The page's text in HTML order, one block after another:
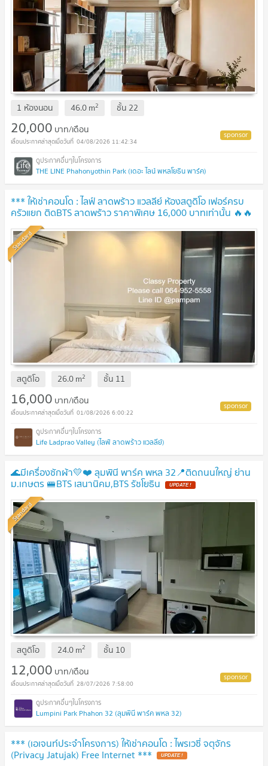
1 ห้องนอน 46.0m2 ชั้น 22
20,000 บาท/เดือน
04/08/2026 11:42:34
THE LINE Phahonyothin Park (เดอะ ไลน์ พหลโยธิน พาร์ค)
*** ให้เช่าคอนโด : ไลฟ์ ลาดพร้าว แวลลีย์ ห้องสตูดิโอ เฟอร์ครบ
ครัวแยก ติดBTS ลาดพร้าว ราคาพิเศษ 16,000 บาทเท่านั้น 🔥🔥
🔥(Life Ladprao Valley)***
Standard
สตูดิโอ 26.0m2 ชั้น 11
16,000 บาท/เดือน
01/08/2026 6:00:22
Life Ladprao Valley (ไลฟ์ ลาดพร้าว แวลลีย์)
🌊มีเครื่องซักผ้า💛❤️ ลุมพินี พาร์ค พหล 32​📍ติดถนนใหญ่ ย่าน
ม.เกษตร 🚝BTS เสนานิคม,BTS รัชโยธิน
Standard
สตูดิโอ 24.0m2 ชั้น 10
12,000 บาท/เดือน
28/07/2026 7:58:00
Lumpini Park Phahon 32 (ลุมพินี พาร์ค พหล 32)
*** (เอเจนท์ประจำโครงการ) ให้เช่าคอนโด : ไพรเวซี่ จตุจักร
(Privacy Jatujak) Free Internet ***